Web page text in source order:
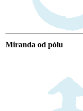
Miranda od pólu